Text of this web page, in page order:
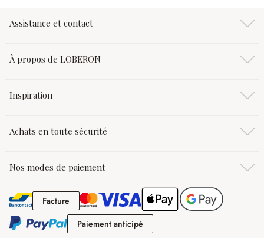
Assistance et contact
À propos de LOBERON
Inspiration
Achats en toute sécurité
Nos modes de paiement
FactureFacture
Paiement anticipé